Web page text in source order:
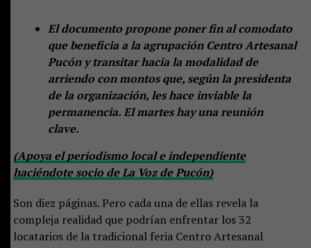
El documento propone poner fin al comodato
que beneficia a la agrupación Centro Artesanal
Pucón y transitar hacia la modalidad de
arriendo con montos que, según la presidenta
de la organización, les hace inviable la
permanencia. El martes hay una reunión
clave.
(Apoya el periodismo local e independiente
haciéndote socio de La Voz de Pucón)
Son diez páginas. Pero cada una de ellas revela la
compleja realidad que podrían enfrentar los 32
locatarios de la tradicional feria Centro Artesanal